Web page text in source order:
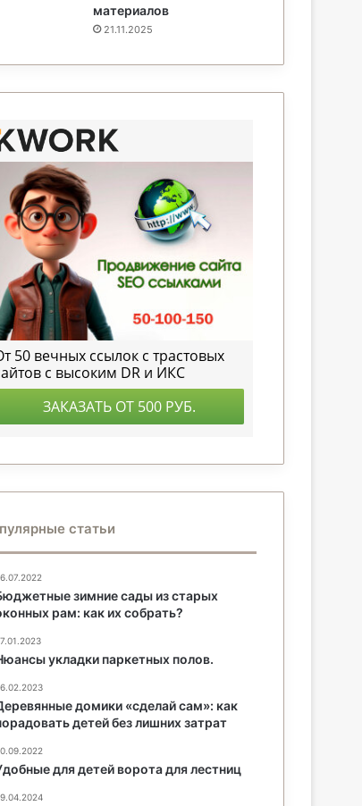
материалов
21.11.2025
статьи
зимние сады из старых
рам: как их собрать?
укладки паркетных полов.
домики «сделай сам»: как
детей без лишних затрат
для детей ворота для лестниц